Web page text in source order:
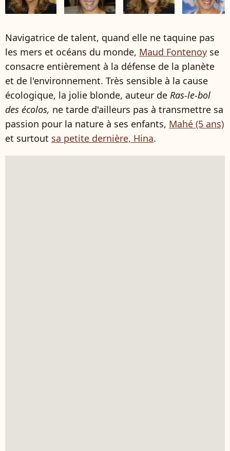
Navigatrice de talent, quand elle ne taquine pas
les mers et océans du monde, Maud Fontenoy se
consacre entièrement à la défense de la planète
et de l'environnement. Très sensible à la cause
écologique, la jolie blonde, auteur de Ras-le-bol
des écolos, ne tarde d'ailleurs pas à transmettre sa
passion pour la nature à ses enfants, Mahé (5 ans)
et surtout sa petite dernière, Hina.